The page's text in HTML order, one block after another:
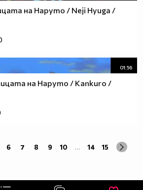
на Наруто / Neji Hyuga /
01:56
на Наруто / Kankuro /
6 7 8 9 10 ... 14 15